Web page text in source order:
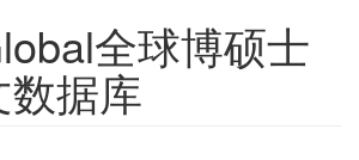
全球博硕士
据库